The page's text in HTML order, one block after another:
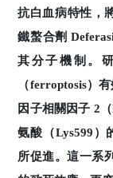
抗白血病特性，
鐵螯合劑
其分子機制。
（ferroptosis）
因子相關因子 2
氨酸（Lys599）
所促進。這一系